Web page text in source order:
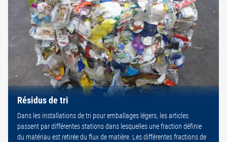
Résidus de tri
Dans les installations de tri pour emballages légers, les articles
passent par différentes stations dans lesquelles une fraction définie
du matériau est retirée du flux de matière. Les différentes fractions de